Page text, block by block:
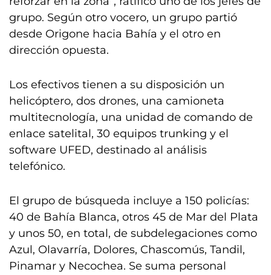
grupo. Según otro vocero, un grupo partió
desde Origone hacia Bahía y el otro en
dirección opuesta.
Los efectivos tienen a su disposición un
helicóptero, dos drones, una camioneta
multitecnología, una unidad de comando de
enlace satelital, 30 equipos trunking y el
software UFED, destinado al análisis
telefónico.
El grupo de búsqueda incluye a 150 policías:
40 de Bahía Blanca, otros 45 de Mar del Plata
y unos 50, en total, de subdelegaciones como
Azul, Olavarría, Dolores, Chascomús, Tandil,
Pinamar y Necochea. Se suma personal